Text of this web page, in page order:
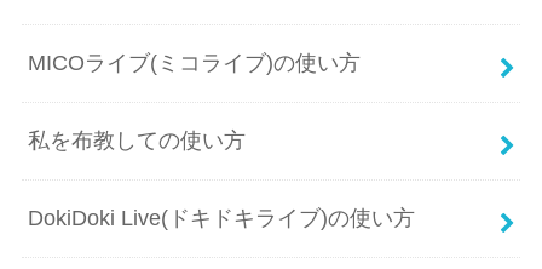
MICOライブ(ミコライブ)の使い方
私を布教しての使い方
DokiDoki Live(ドキドキライブ)の使い方